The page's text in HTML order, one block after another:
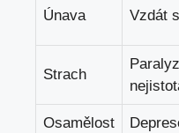
Únava Vzdát
Strach
Osamělost